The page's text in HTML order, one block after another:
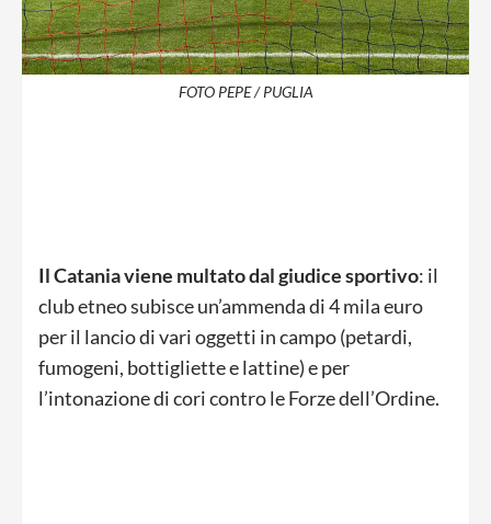
FOTO PEPE / PUGLIA
Il Catania viene multato dal giudice sportivo: il
club etneo subisce un’ammenda di 4 mila euro
per il lancio di vari oggetti in campo (petardi,
fumogeni, bottigliette e lattine) e per
l’intonazione di cori contro le Forze dell’Ordine.